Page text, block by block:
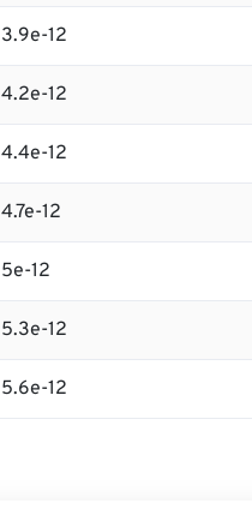
3.9e-12
4.2e-12
4.4e-12
4.7e-12
5e-12
5.3e-12
5.6e-12